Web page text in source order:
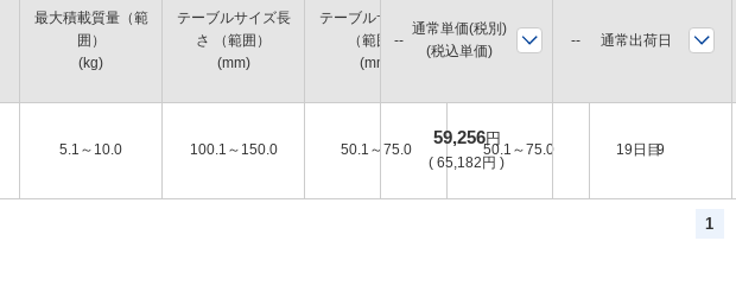
最大積載質量（範
囲）
(kg)
テーブルサイズ長
さ （範囲）
(mm)
テーブルサイズ幅
（範囲）
(mm)
テーブルサイズ高
さ（範囲）
最大積載質量
(kg)
5.1～10.0 100.1～150.0 50.1～75.0 50.1～75.0 9
通常単価(税別)
(税込単価)
通常出荷日
59,256円
( 65,182 円 )
19日目
1